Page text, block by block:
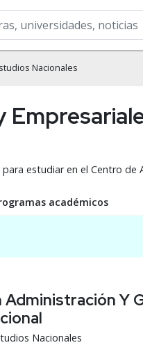
Nacionales
estudiar en el Centro de
académicos
Administración Y
Nacionales